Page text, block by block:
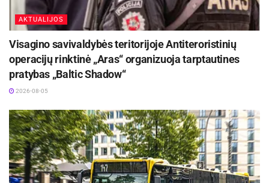
AKTUALIJOS
Visagino savivaldybės teritorijoje Antiteroristinių
operacijų rinktinė „Aras“ organizuoja tarptautines
pratybas „Baltic Shadow“
2026-08-05